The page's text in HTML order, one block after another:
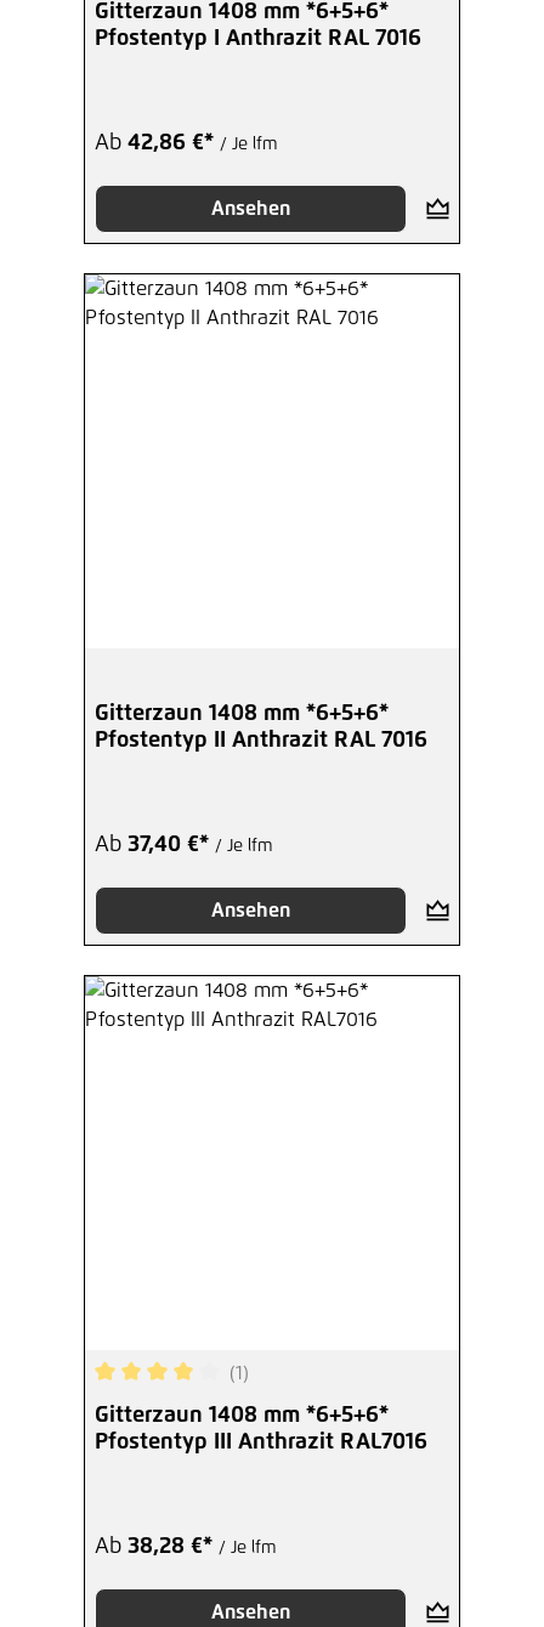
Gitterzaun 1408 mm *6+5+6*
Pfostentyp I Anthrazit RAL 7016
Ab 42,86 €* / Je lfm
Ansehen
Gitterzaun 1408 mm *6+5+6*
Pfostentyp II Anthrazit RAL 7016
Ab 37,40 €* / Je lfm
Ansehen
Durchschnittliche Bewertung von 4 von 5
(1)
Gitterzaun 1408 mm *6+5+6*
Pfostentyp III Anthrazit RAL7016
Ab 38,28 €* / Je lfm
Ansehen